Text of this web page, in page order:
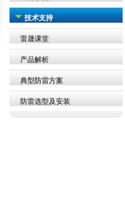
技术支持
雷晟课堂
产品解析
典型防雷方案
防雷选型及安装